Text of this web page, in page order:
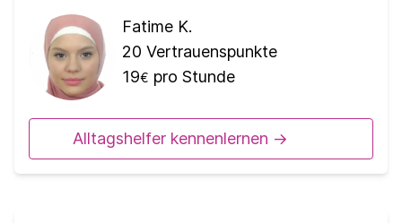
Fatime K.
20 Vertrauenspunkte
19€ pro Stunde
Alltagshelfer kennenlernen ->